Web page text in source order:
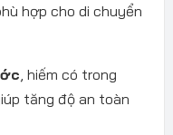
hợp cho di chuyển
, hiếm có trong
tăng độ an toàn